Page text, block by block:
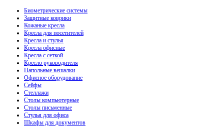
Биометрические системы
Защитные коврики
Кожаные кресла
Кресла для посетителей
Кресла и стулья
Кресла офисные
Кресла с сеткой
Кресло руководителя
Напольные вешалки
Офисное оборудование
Сейфы
Стеллажи
Столы компьютерные
Столы письменные
Стулья для офиса
Шкафы для документов